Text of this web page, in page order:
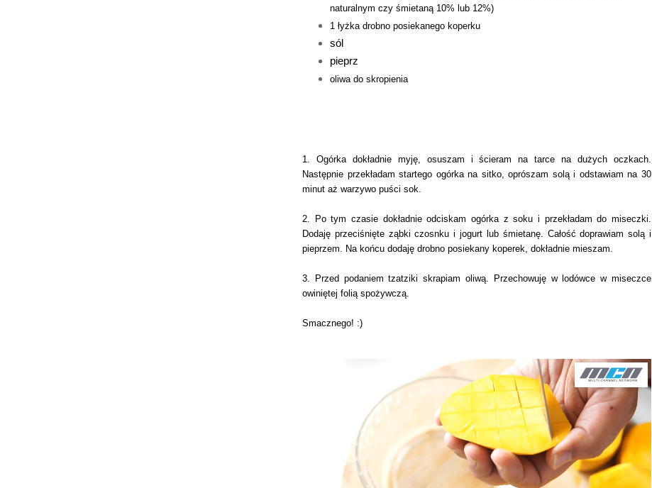
naturalnym czy śmietaną 10% lub 12%)
1 łyżka drobno posiekanego koperku
sól
pieprz
oliwa do skropienia
1. Ogórka dokładnie myję, osuszam i ścieram na tarce na dużych oczkach.
Następnie przekładam startego ogórka na sitko, oprószam solą i odstawiam na 30
minut aż warzywo puści sok.
2. Po tym czasie dokładnie odciskam ogórka z soku i przekładam do miseczki.
Dodaję przeciśnięte ząbki czosnku i jogurt lub śmietanę. Całość doprawiam solą i
pieprzem. Na końcu dodaję drobno posiekany koperek, dokładnie mieszam.
3. Przed podaniem tzatziki skrapiam oliwą. Przechowuję w lodówce w miseczce
owiniętej folią spożywczą.
Smacznego! :)